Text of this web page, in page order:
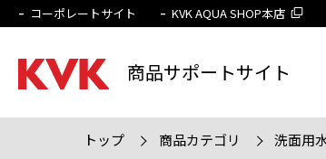
商品サポートサイト
コーポレートサイト KVK AQUA SHOP本店
トップ 商品カテゴリ 洗面用